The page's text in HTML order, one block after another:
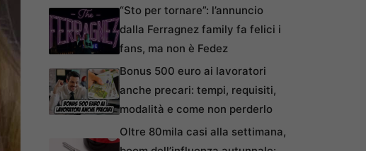
“Sto per tornare”: l’annuncio
dalla Ferragnez family fa felici i
fans, ma non è Fedez
Bonus 500 euro ai lavoratori
anche precari: tempi, requisiti,
modalità e come non perderlo
Oltre 80mila casi alla settimana,